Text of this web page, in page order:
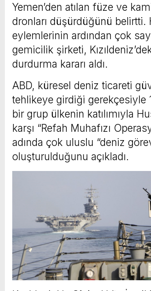
Yemen’den atılan füze ve
dronları düşürdüğünü belirtti.
eylemlerinin ardından çok
gemicilik şirketi,
durdurma kararı aldı.
ABD, küresel deniz ticareti
tehlikeye girdiği gerekçesiyle
bir grup ülkenin katılımıyla
karşı “Refah Muhafızı
adında çok uluslu “deniz
oluşturulduğunu açıkladı.